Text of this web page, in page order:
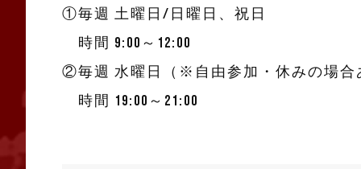
①毎週 土曜日/日曜日、祝日
時間 9:00～12:00
②毎週 水曜日（※自由参加・休みの場合
時間 19:00～21:00